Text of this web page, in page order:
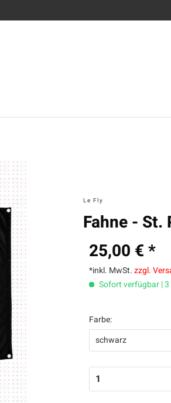
Le Fly
Fahne - St.
25,00 € *
*inkl. MwSt.zzgl.
Sofort verfügbar | 3
Farbe: